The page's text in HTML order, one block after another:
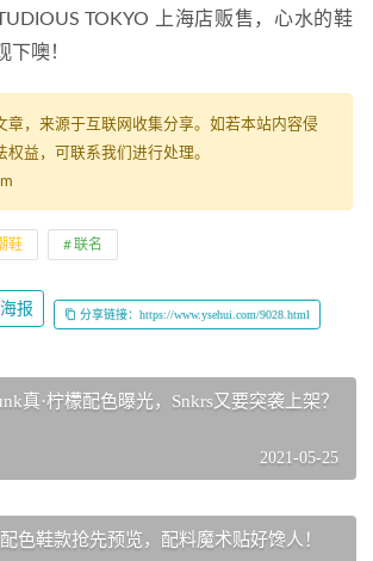
TOKYO 上海店贩售，心水的鞋
下噢！
章，来源于互联网收集分享。如若本站内容侵
权益，可联系我们进行处理。
鞋 联名
海报 分享链接：https://www.ysehui.com/9028.html
真·柠檬配色曝光，Snkrs又要突袭上架？
2021-05-25
色鞋款抢先预览，配料魔术贴好馋人！